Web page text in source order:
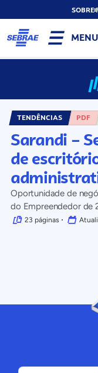
SOBRE
MENU
TENDÊNCIAS PDF
Sarandi –
de
Oportunidade de
do Empreendedor de
23 páginas